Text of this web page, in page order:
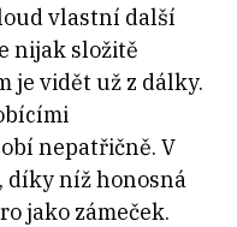
vlastní další
nijak složitě
je vidět už z dálky.
nepatřičně. V
díky níž honosná
jako zámeček.